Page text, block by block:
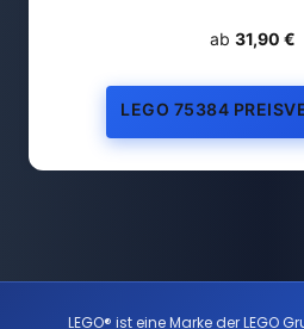
ab 31,90 €
LEGO 75384
LEGO® ist eine Marke der LEGO